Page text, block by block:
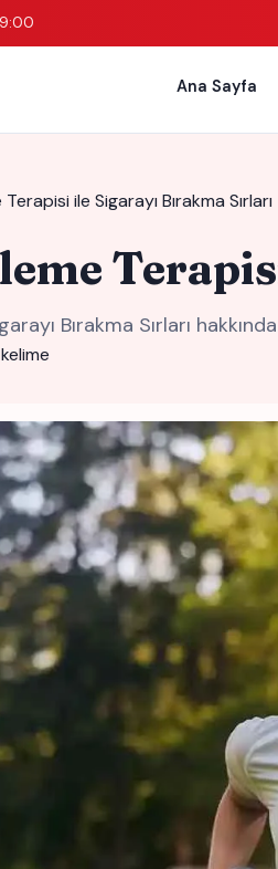
Ana Sayfa
ile Sigarayı Bırakma Sırları
Bırakma Sırları